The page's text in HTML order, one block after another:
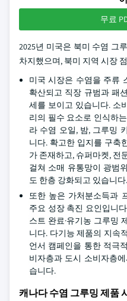
무료
2025년 미국은 북미 수염 그
차지했으며, 북미 지역 시장
미국 시장은 수염을 주류
확산되고 직장 규범과 패
세를 보이고 있습니다. 소
리의 필수 요소로 인식하
라 수염 오일, 밤, 그루밍
니다. 확고한 입지를 구축
가 존재하고, 슈퍼마켓, 전
걸쳐 소매 유통망이 광범
도 한층 강화되고 있습니다.
또한 높은 가처분소득과
주요 성장 촉진 요인입니
스트 완료·유기농 그루밍
니다. 다기능 제품의 지속
언서 캠페인을 통한 적극
비자층과 도시 소비자층
습니다.
캐나다 수염 그루밍 제품